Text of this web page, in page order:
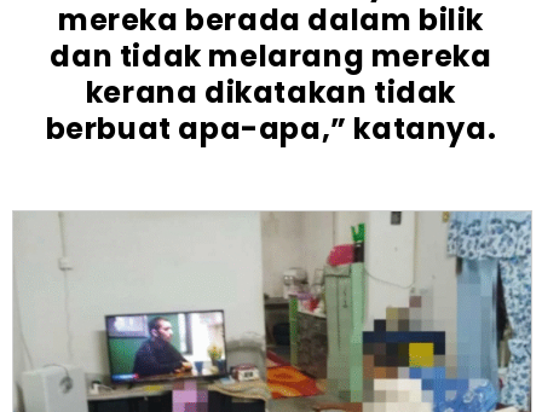
mereka berada dalam bilik
dan tidak melarang mereka
kerana dikatakan tidak
berbuat apa-apa,” katanya.